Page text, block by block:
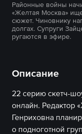
Районные войны
«Желтая Москва»
сюжет. Чиновнику
долгах. Супруги
ругаются в эфире.
Описание
22 серию скетч-
онлайн. Редактор
Генриховна
о подноготной